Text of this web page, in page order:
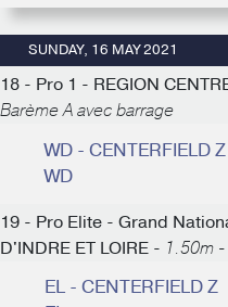
SUNDAY, 16 MAY 2021
18 - Pro 1 - REGION
Barème A avec barrage
WD - CENTERFIELD Z
WD
19 - Pro Elite - Grand
D'INDRE ET LOIRE - 1.50m
EL - CENTERFIELD Z